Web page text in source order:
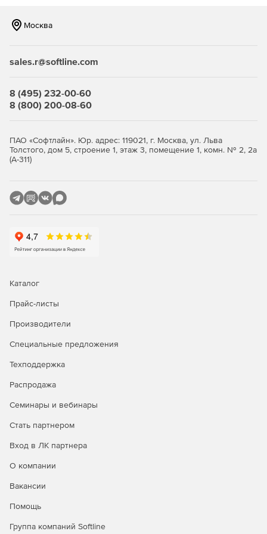
ограниченным доступом.
корпоративные события, связь офисов в разных
Различные форматы качества исходящего сигнала.
трансляции.
Москва
sales.r@softline.com
8 (495) 232-00-60
8 (800) 200-08-60
ПАО «Софтлайн». Юр. адрес: 119021, г. Москва, ул. Льва
Толстого, дом 5, строение 1, этаж 3, помещение 1, комн. № 2, 2а
(А-311)
Каталог
Прайс-листы
Производители
Специальные предложения
Техподдержка
Распродажа
Семинары и вебинары
Стать партнером
Вход в ЛК партнера
О компании
Вакансии
Помощь
Группа компаний Softline